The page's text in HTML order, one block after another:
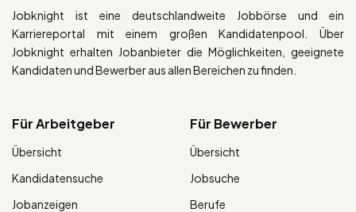
Jobknight ist eine deutschlandweite Jobbörse und ein
Karriereportal mit einem großen Kandidatenpool. Über
Jobknight erhalten Jobanbieter die Möglichkeiten, geeignete
Kandidaten und Bewerber aus allen Bereichen zu finden.
Für Arbeitgeber
Übersicht
Kandidatensuche
Jobanzeigen
Für Bewerber
Übersicht
Jobsuche
Berufe